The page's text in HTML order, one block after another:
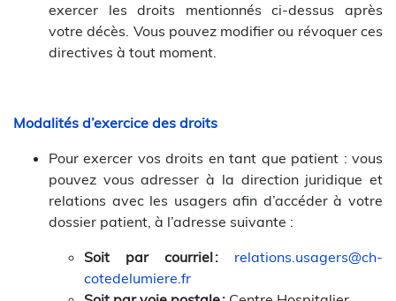
exercer les droits mentionnés ci-dessus après
votre décès. Vous pouvez modifier ou révoquer ces
directives à tout moment.
Modalités d’exercice des droits
Pour exercer vos droits en tant que patient : vous
pouvez vous adresser à la direction juridique et
relations avec les usagers afin d’accéder à votre
dossier patient, à l’adresse suivante :
Soit par courriel : relations.usagers@ch-
cotedelumiere.fr